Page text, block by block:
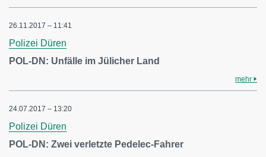
26.11.2017 – 11:41
Polizei Düren
POL-DN: Unfälle im Jülicher Land
mehr
24.07.2017 – 13:20
Polizei Düren
POL-DN: Zwei verletzte Pedelec-Fahrer